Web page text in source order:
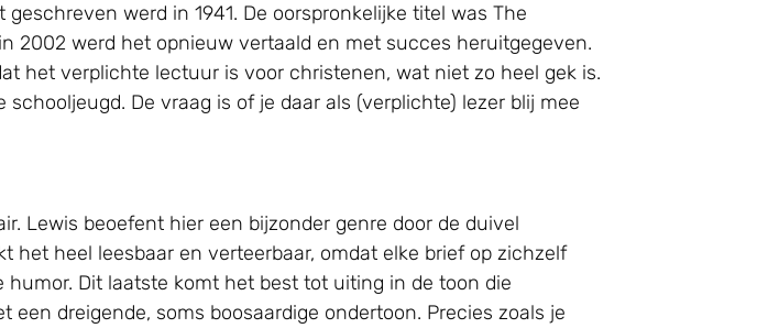
werd in 1941. De oorspronkelijke titel was The
2002 werd het opnieuw vertaald en met succes heruitgegeven.
het verplichte lectuur is voor christenen, wat niet zo heel gek is.
De vraag is of je daar als (verplichte) lezer blij mee
Lewis beoefent hier een bijzonder genre door de duivel
heel leesbaar en verteerbaar, omdat elke brief op zichzelf
Dit laatste komt het best tot uiting in de toon die
dreigende, soms boosaardige ondertoon. Precies zoals je